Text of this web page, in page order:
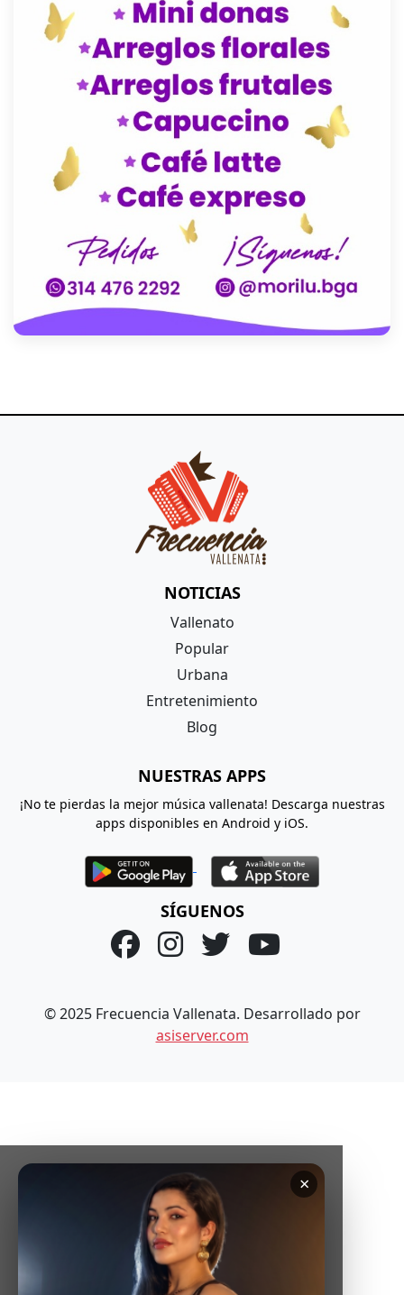
NOTICIAS
Vallenato
Popular
Urbana
Entretenimiento
Blog
NUESTRAS APPS
¡No te pierdas la mejor música vallenata! Descarga nuestras
apps disponibles en Android y iOS.
SÍGUENOS
© 2025 Frecuencia Vallenata. Desarrollado por
asiserver.com
×